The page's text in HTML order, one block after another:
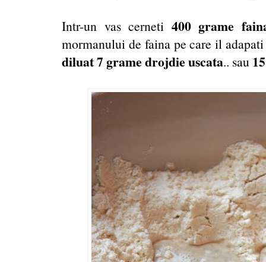
Intr-un vas cerneti 400 grame
mormanului de faina pe care il
diluat 7 grame drojdie uscata.. sau